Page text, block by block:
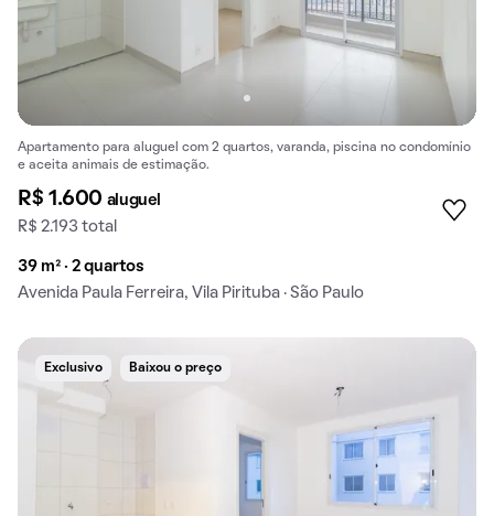
Apartamento para aluguel com 2 quartos, varanda, piscina no condomínio
e aceita animais de estimação.
R$ 1.600 aluguel
R$ 2.193 total
39 m² · 2 quartos
Avenida Paula Ferreira, Vila Pirituba · São Paulo
Exclusivo Baixou o preço